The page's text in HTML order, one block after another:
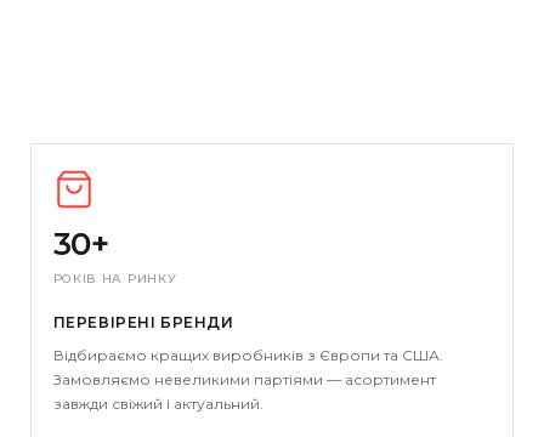
30+
РОКІВ НА РИНКУ
ПЕРЕВІРЕНІ БРЕНДИ
Відбираємо кращих виробників з Європи та США.
Замовляємо невеликими партіями — асортимент
завжди свіжий і актуальний.